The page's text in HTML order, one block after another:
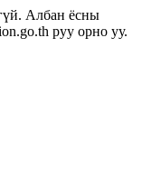
Албан ёсны
руу орно уу.